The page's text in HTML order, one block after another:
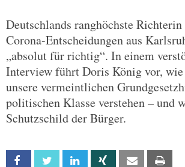
Deutschlands ranghöchste
Corona-Entscheidungen aus
„absolut für richtig“. In einem
Interview führt Doris König vor, wie
unsere vermeintlichen
politischen Klasse verstehen – und
Schutzschild der Bürger.
Facebook Twitter Linkedin Xing Email